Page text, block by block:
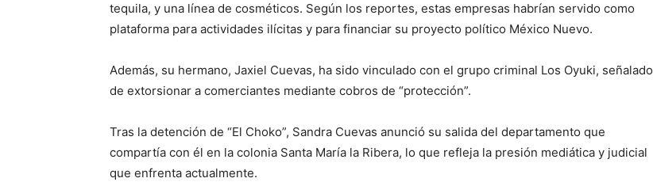
tequila, y una línea de cosméticos. Según los reportes, estas empresas habrían servido como
plataforma para actividades ilícitas y para financiar su proyecto político México Nuevo.
Además, su hermano, Jaxiel Cuevas, ha sido vinculado con el grupo criminal Los Oyuki, señalado
de extorsionar a comerciantes mediante cobros de “protección”.
Tras la detención de “El Choko”, Sandra Cuevas anunció su salida del departamento que
compartía con él en la colonia Santa María la Ribera, lo que refleja la presión mediática y judicial
que enfrenta actualmente.